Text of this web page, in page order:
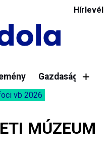
Hírlevél
Gazdaság
vb 2026
MÚZEUM